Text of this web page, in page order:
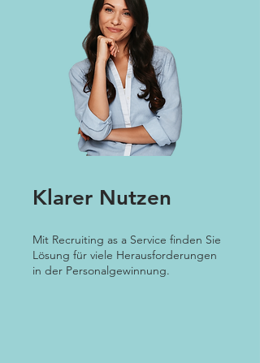
Klarer Nutzen
Mit Recruiting as a Service finden Sie
Lösung für viele Herausforderungen
in der Personalgewinnung.